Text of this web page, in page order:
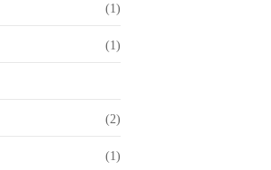
(1)
(1)
(2)
(1)